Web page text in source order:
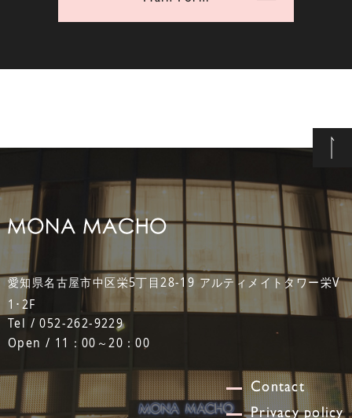
愛知県名古屋市中区栄5丁目28-19 アルティメイトタワー栄V
1･2F
Tel / 052-262-9229
Open / 11：00～20：00
Contact
Privacy policy